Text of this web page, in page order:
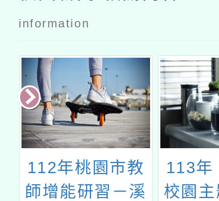
information
112年桃園市教
師增能研習－溪
113年
校園